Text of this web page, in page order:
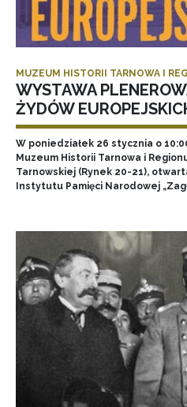
MUZEUM HISTORII TARNOWA I
WYSTAWA
ŻYDÓW
W poniedziałek 26 stycznia o
Muzeum Historii Tarnowa i
Tarnowskiej (Rynek 20-21),
Instytutu Pamięci Narodowej